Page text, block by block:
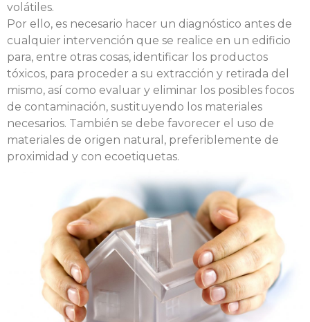
volátiles.
Por ello, es necesario hacer un diagnóstico antes de
cualquier intervención que se realice en un edificio
para, entre otras cosas, identificar los productos
tóxicos, para proceder a su extracción y retirada del
mismo, así como evaluar y eliminar los posibles focos
de contaminación, sustituyendo los materiales
necesarios. También se debe favorecer el uso de
materiales de origen natural, preferiblemente de
proximidad y con ecoetiquetas.